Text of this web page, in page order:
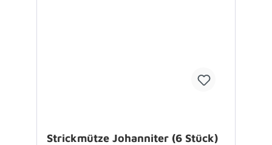
Strickmütze Johanniter (6 Stück)